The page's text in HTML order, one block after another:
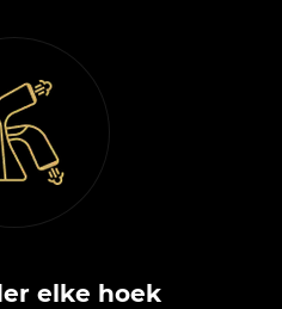
elke hoek